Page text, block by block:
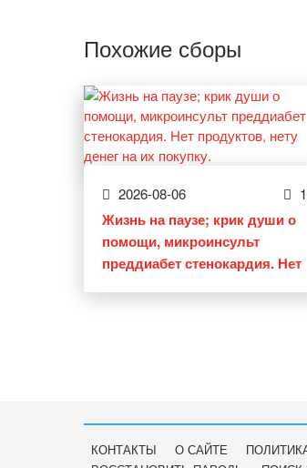
Похожие сборы
2026-08-06
Жизнь на паузе; крик души о
помощи, микроинсульт
преддиабет стенокардия. Нет
КОНТАКТЫ О САЙТЕ